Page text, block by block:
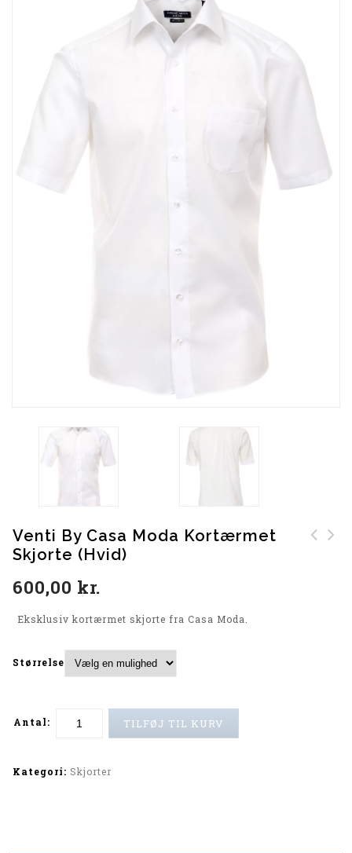
Venti By Casa Moda Kortærmet
Skjorte (Hvid)
600,00 kr.
Eksklusiv kortærmet skjorte fra Casa Moda.
Størrelse
Antal: TILFØJ TIL KURV
Kategori: Skjorter